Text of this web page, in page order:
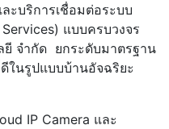
ะบริการเชื่อมต่อระบบ
แบบครบวงจร
จำกัด ยกระดับมาตรฐาน
ในรูปแบบบ้านอัจฉริยะ
IP Camera และ